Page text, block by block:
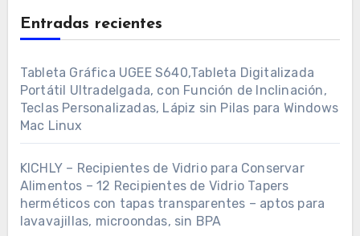
Entradas recientes
Tableta Gráfica UGEE S640,Tableta Digitalizada
Portátil Ultradelgada, con Función de Inclinación,
Teclas Personalizadas, Lápiz sin Pilas para Windows
Mac Linux
KICHLY – Recipientes de Vidrio para Conservar
Alimentos – 12 Recipientes de Vidrio Tapers
herméticos con tapas transparentes – aptos para
lavavajillas, microondas, sin BPA